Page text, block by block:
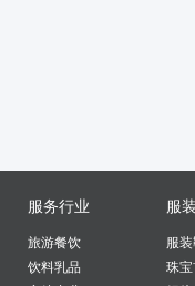
服务行业
旅游餐饮
饮料乳品
服
服
珠